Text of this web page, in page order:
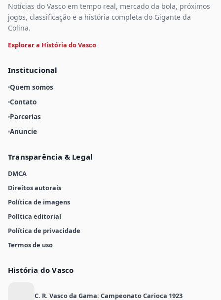
Notícias do Vasco em tempo real, mercado da bola, próximos
jogos, classificação e a história completa do Gigante da
Colina.
Explorar a História do Vasco
Institucional
Quem somos
Contato
Parcerias
Anuncie
Transparência & Legal
DMCA
Direitos autorais
Política de imagens
Política editorial
Política de privacidade
Termos de uso
História do Vasco
C. R. Vasco da Gama: Campeonato Carioca 1923